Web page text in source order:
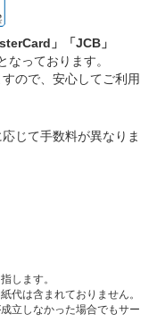
」「JCB」
なっております。
ので、安心してご利用
じて手数料が異なりま
します。
代は含まれておりません。
立しなかった場合でもサー